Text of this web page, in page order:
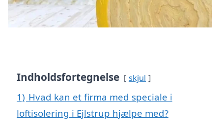
Indholdsfortegnelse skjul
1) Hvad kan et firma med speciale i
loftisolering i Ejlstrup hjælpe med?